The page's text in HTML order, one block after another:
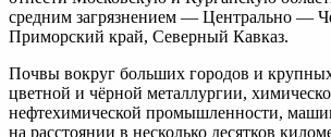
средним загрязнением — Центрально —
Приморский край, Северный Кавказ.
Почвы вокруг больших городов и
цветной и чёрной металлургии,
нефтехимической промышленности,
на расстоянии в несколько десятков